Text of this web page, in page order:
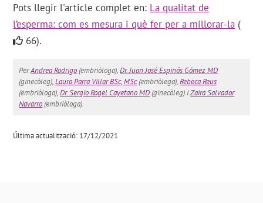
Pots llegir l'article complet en: La qualitat de
l’esperma: com es mesura i què fer per a millorar-la (
66).
PerAndrea Rodrigo(embriòloga),Dr. Juan José Espinós Gómez MD
(ginecòleg),Laura Parra Villar BSc, MSc(embriòlega),Rebeca Reus
(embriòloga),Dr. Sergio Rogel Cayetano MD(ginecòleg) iZaira Salvador
Navarro(embriòloga).
Última actualització: 17/12/2021